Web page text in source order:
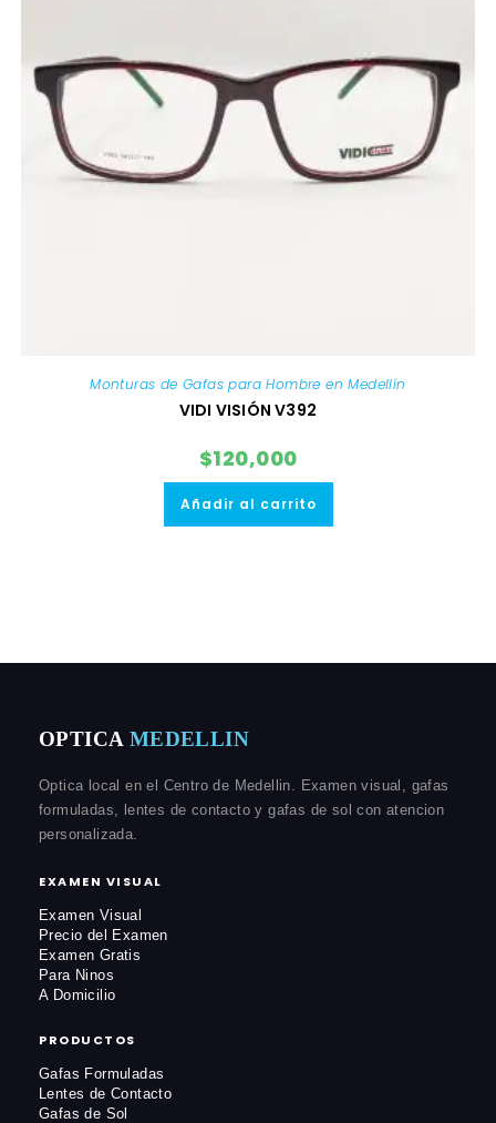
Monturas de Gafas para Hombre en Medellín
VIDI VISIÓN V392
$120,000
Añadir al carrito
OPTICA MEDELLIN
Optica local en el Centro de Medellin. Examen visual, gafas
formuladas, lentes de contacto y gafas de sol con atencion
personalizada.
EXAMEN VISUAL
Examen Visual
Precio del Examen
Examen Gratis
Para Ninos
A Domicilio
PRODUCTOS
Gafas Formuladas
Lentes de Contacto
Gafas de Sol